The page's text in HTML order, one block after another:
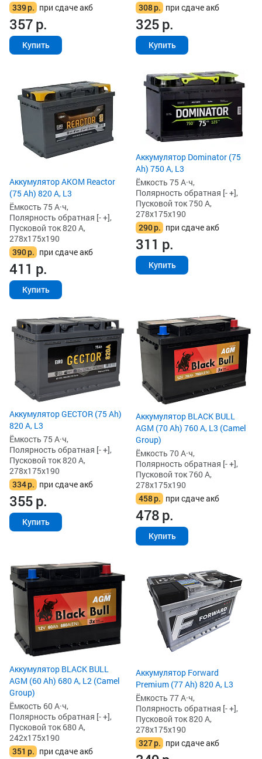
339р. при сдаче акб
357р.
Купить
308р. при сдаче акб
325р.
Купить
Аккумулятор AKOM Reactor
(75 Ah) 820 А, L3
Ёмкость 75 А·ч,
Полярность обратная [- +],
Пусковой ток 820 А,
278x175x190
390р. при сдаче акб
411 р.
Купить
Аккумулятор Dominator (75
Ah) 750 А, L3
Ёмкость 75 А·ч,
Полярность обратная [- +],
Пусковой ток 750 А,
278x175x190
290р. при сдаче акб
311 р.
Купить
Аккумулятор GECTOR (75 Ah)
820 А, L3
Ёмкость 75 А·ч,
Полярность обратная [- +],
Пусковой ток 820 А,
278x175x190
334р. при сдаче акб
355р.
Купить
Аккумулятор BLACK BULL
AGM (70 Ah) 760 А, L3 (Camel
Group)
Ёмкость 70 А·ч,
Полярность обратная [- +],
Пусковой ток 760 А,
278x175x190
458р. при сдаче акб
478р.
Купить
Аккумулятор BLACK BULL
AGM (60 Ah) 680 А, L2 (Camel
Group)
Ёмкость 60 А·ч,
Полярность обратная [- +],
Пусковой ток 680 А,
242x175x190
351 р. при сдаче акб
Аккумулятор Forward
Premium (77 Ah) 820 А, L3
Ёмкость 77 А·ч,
Полярность обратная [- +],
Пусковой ток 820 А,
278x175x190
327р. при сдаче акб